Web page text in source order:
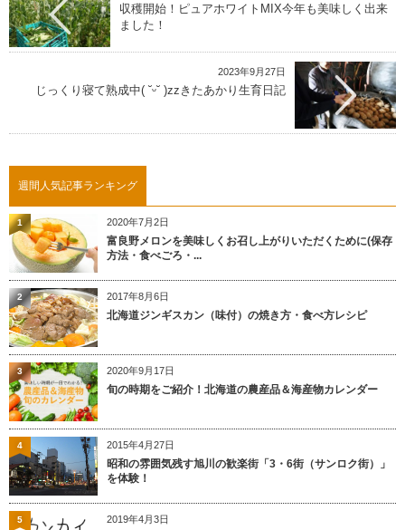
収穫開始！ピュアホワイトMIX今年も美味しく出来
ました！
2023年9月27日
じっくり寝て熟成中( ˘ᵕ˘ )zzきたあかり生育日記
週間人気記事ランキング
2020年7月2日
富良野メロンを美味しくお召し上がりいただくために(保存
方法・食べごろ・...
1
2017年8月6日
北海道ジンギスカン（味付）の焼き方・食べ方レシピ
2
2020年9月17日
旬の時期をご紹介！北海道の農産品＆海産物カレンダー
3
2015年4月27日
昭和の雰囲気残す旭川の歓楽街「3・6街（サンロク街）」
を体験！
4
2019年4月3日
5